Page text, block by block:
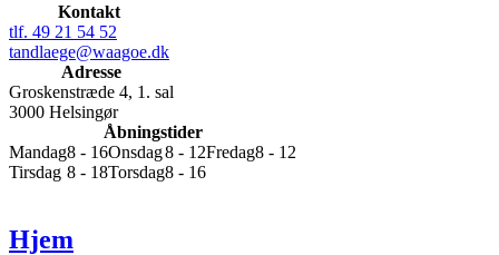
Kontakt
tlf. 49 21 54 52
tandlaege@waagoe.dk
Adresse
Groskenstræde 4, 1. sal
3000 Helsingør
Åbningstider
Mandag8 - 16Onsdag8 - 12Fredag8 - 12
Tirsdag 8 - 18Torsdag8 - 16
Hjem